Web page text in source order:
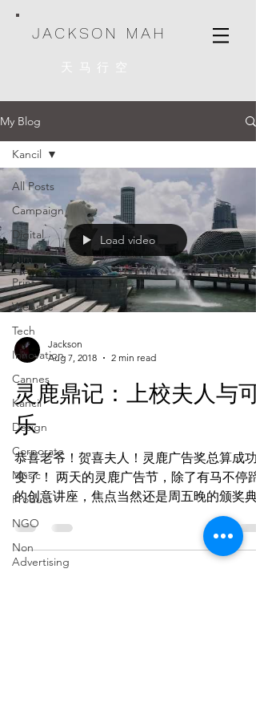
JACKSON MAH
天马行空
My Blog
All Posts
Campaign
Digital
Film
Print
Website
Tech
Innovation
Cannes
Kancil
Design
Corporate
Music
Product
NGO
Non
Advertising
Kancil
Load video
Jackson
Aug 7, 2018
2 min read
灵鹿鼎记：上校夫人与可
乐
恭喜老爷！贺喜夫人！灵鹿广告奖总算成功
变了！ 两天的灵鹿广告节，除了有马不停蹄
的创意讲座，焦点当然还是周五晚的颁奖典
礼。 对我来说，今届的颁奖典礼肯定是马来
西亚［第二代］创意人和［新生第三代］的
劲！ 何为第二第三代？稿末有说明。 今届的
金银铜奖，不说。...